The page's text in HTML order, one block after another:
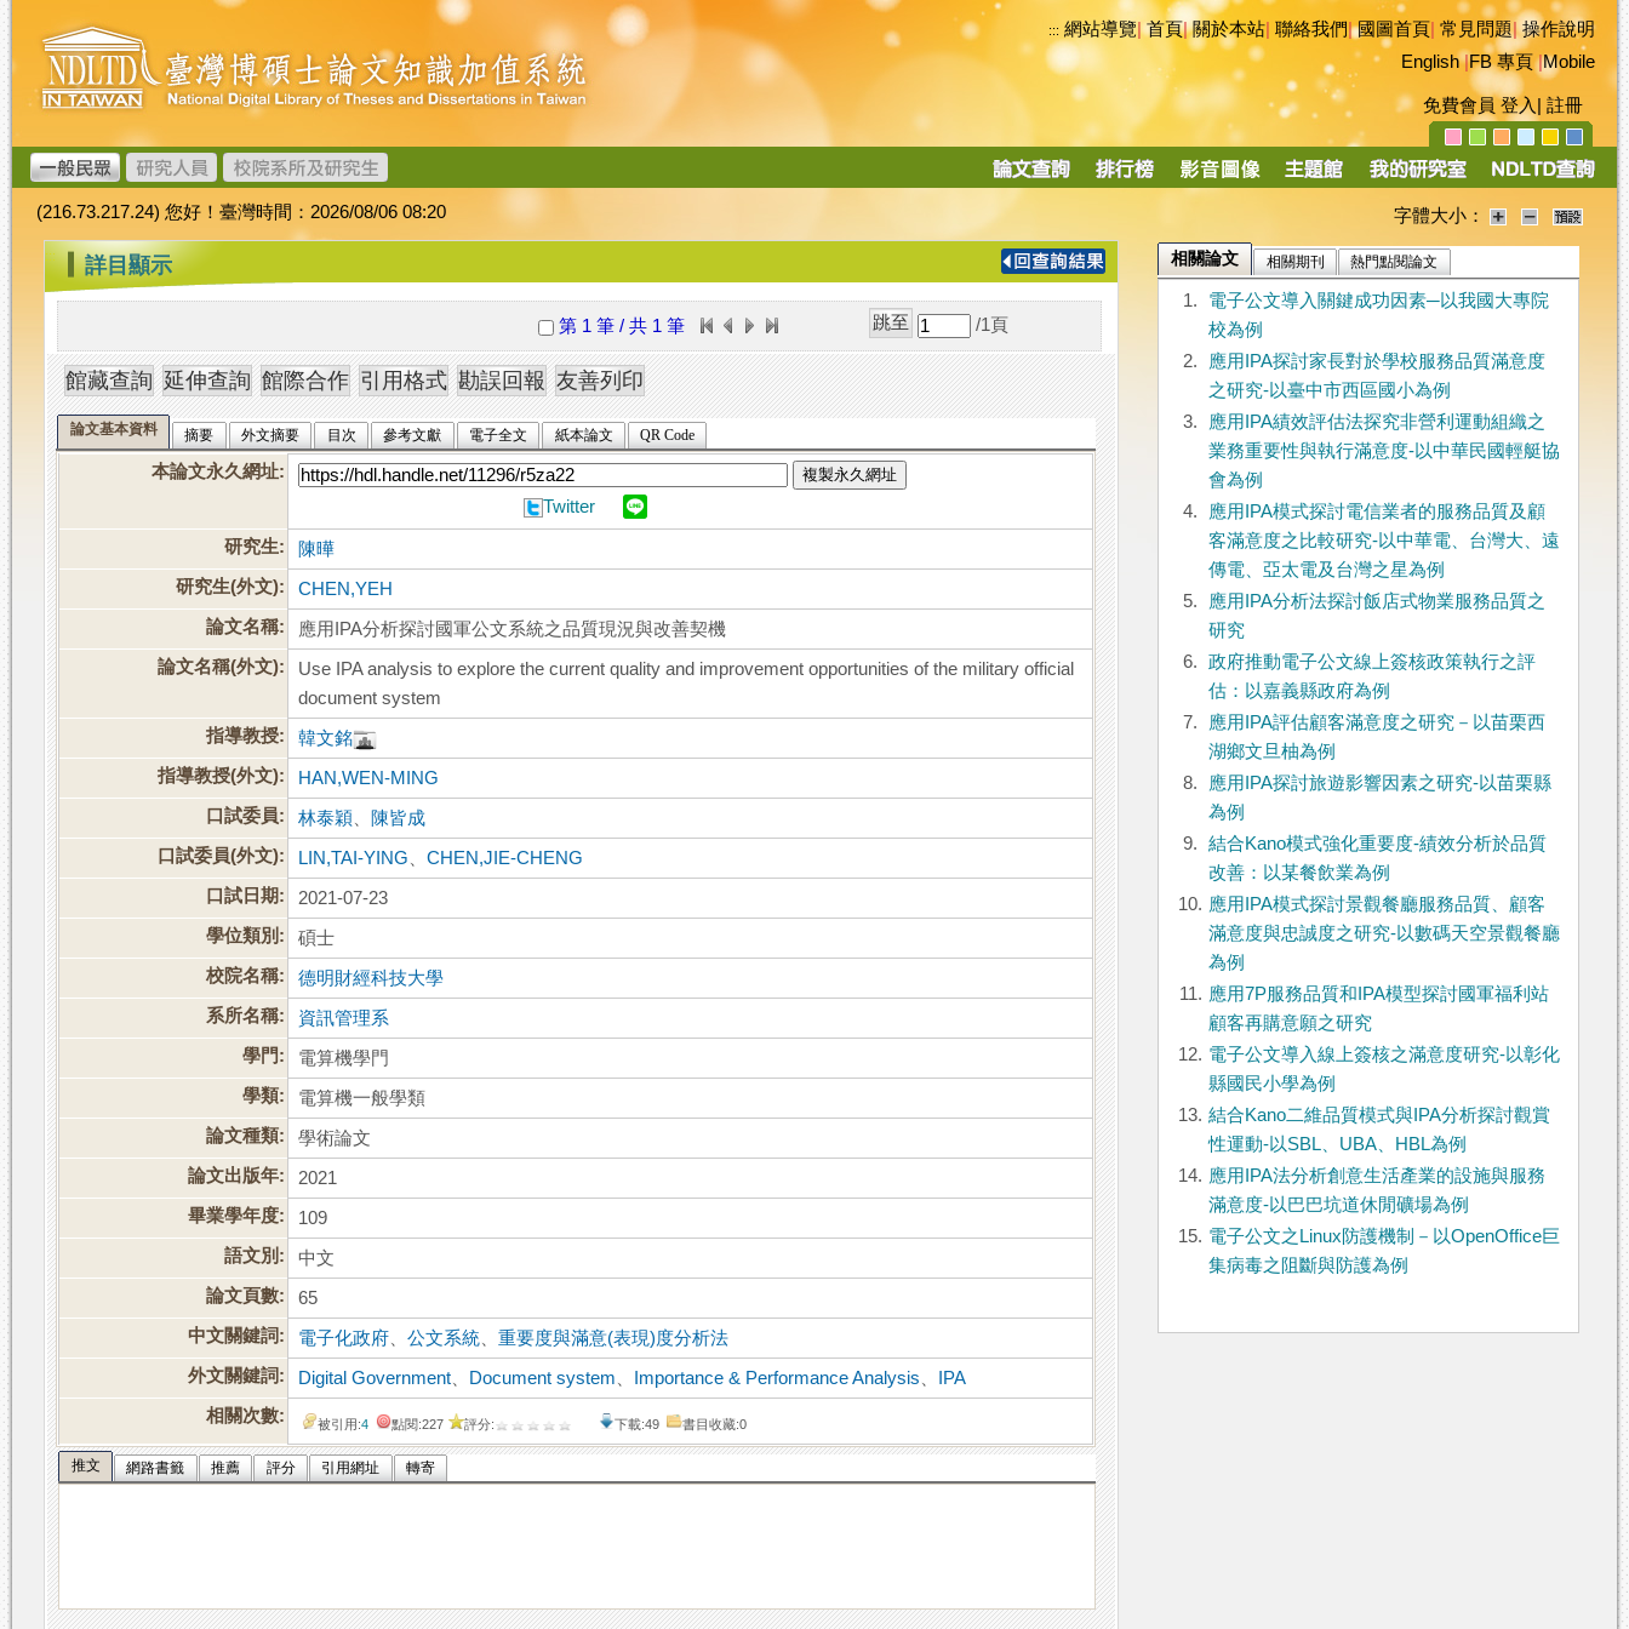
跳
到
主
要
內
容
臺
灣
博
碩
士
論
文
加
值
系
統
::: 網站導覽|首頁|關於本站 聯絡我們|國圖首頁 常見問題|操作說明
English|FB 專頁|Mobile
免費會員 登入 註冊
導
(216.73.217.24) 您好！臺灣時間：2026/08/06 08:20 字體大小：
::: 詳目顯示
第 1 筆 / 共 1 筆 /1 頁
論文基本資料 摘要 外文摘要 目次 參考文獻 電子全文 紙本論文 QR Code
本論文永久網址: 複製永久網址
Twitter
研究生:
陳曄
研究生(外文):
CHEN,YEH
論文名稱:
應用IPA分析探討國軍公文系統之品質現況與改善契機
論文名稱(外文):
Use IPA analysis to explore the current quality and improvement opportunities of the military official
document system
指導教授:
韓文銘
指導教授(外文):
HAN,WEN-MING
口試委員:
林泰穎
陳皆成
口試委員(外文):
LIN,TAI-YING 、CHEN,JIE-CHENG
口試日期:
2021-07-23
學位類別:
碩士
校院名稱:
德明財經科技大學
系所名稱:
資訊管理系
學門:
電算機學門
學類:
電算機一般學類
論文種類:
學術論文
論文出版年:
2021
畢業學年度:
109
語文別:
中文
論文頁數:
65
中文關鍵詞:
電子化政府 、公文系統 、重要度與滿意(表現)度分析法
外文關鍵詞:
Digital Government Document system Importance & Performance Analysis
IPA
相關次數:
被引用:4 點閱:227 評分: 下載:49 書目收藏:0
推文 網路書籤 推薦 評分 引用網址 轉寄
相關論文 相關期刊 熱門點閱論文
1.
電子公文導入關鍵成功因素─以我國大專院
校為例
2.
應用IPA探討家長對於學校服務品質滿意度
之研究-以臺中市西區國小為例
3.
應用IPA績效評估法探究非營利運動組織之
業務重要性與執行滿意度-以中華民國輕艇協
會為例
4.
應用IPA模式探討電信業者的服務品質及顧
客滿意度之比較研究-以中華電、台灣大、遠
傳電、亞太電及台灣之星為例
5.
應用IPA分析法探討飯店式物業服務品質之
研究
6.
政府推動電子公文線上簽核政策執行之評
估：以嘉義縣政府為例
7.
應用IPA評估顧客滿意度之研究－以苗栗西
湖鄉文旦柚為例
8.
應用IPA探討旅遊影響因素之研究-以苗栗縣
為例
9.
結合Kano模式強化重要度-績效分析於品質
改善：以某餐飲業為例
10. 應用IPA模式探討景觀餐廳服務品質、顧客
滿意度與忠誠度之研究-以數碼天空景觀餐廳
為例
11. 應用7P服務品質和IPA模型探討國軍福利站
顧客再購意願之研究
12. 電子公文導入線上簽核之滿意度研究-以彰化
縣國民小學為例
13. 結合Kano二維品質模式與IPA分析探討觀賞
性運動-以SBL、UBA、HBL為例
14. 應用IPA法分析創意生活產業的設施與服務
滿意度-以巴巴坑道休閒礦場為例
15. 電子公文之Linux防護機制－以OpenOffice巨
集病毒之阻斷與防護為例